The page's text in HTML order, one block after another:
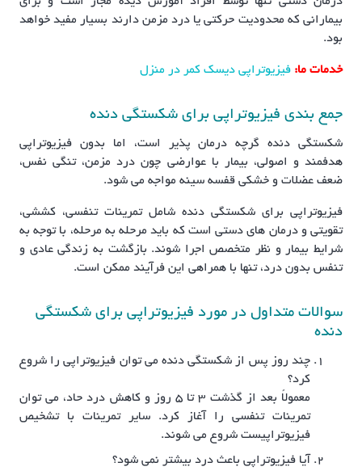
بیمارانی که محدودیت حرکتی یا درد مزمن دارند بسیار مفید خواهد
بود.
خدمات ما: فیزیوتراپی دیسک کمر در منزل
جمع بندی فیزیوتراپی برای شکستگی دنده
شکستگی دنده گرچه درمان پذیر است، اما بدون فیزیوتراپی
هدفمند و اصولی، بیمار با عوارضی چون درد مزمن، تنگی نفس،
ضعف عضلات و خشکی قفسه سینه مواجه می شود.
فیزیوتراپی برای شکستگی دنده شامل تمرینات تنفسی، کششی،
تقویتی و درمان های دستی است که باید مرحله به مرحله، با توجه به
شرایط بیمار و نظر متخصص اجرا شوند. بازگشت به زندگی عادی و
تنفس بدون درد، تنها با همراهی این فرآیند ممکن است.
سوالات متداول در مورد فیزیوتراپی برای شکستگی
دنده
چند روز پس از شکستگی دنده می توان فیزیوتراپی را شروع
کرد؟
معمولاً بعد از گذشت ۳ تا ۵ روز و کاهش درد حاد، می توان
تمرینات تنفسی را آغاز کرد. سایر تمرینات با تشخیص
فیزیوتراپیست شروع می شوند.
آیا فیزیوتراپی باعث درد بیشتر نمی شود؟